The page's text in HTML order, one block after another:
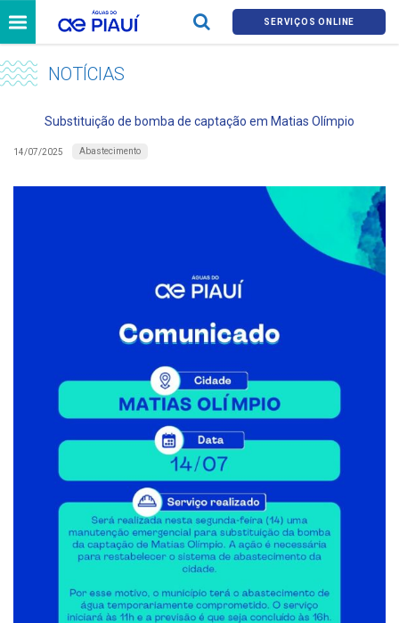
SERVIÇOS ONLINE
NOTÍCIAS
Substituição de bomba de captação em Matias Olímpio
14/07/2025 Abastecimento